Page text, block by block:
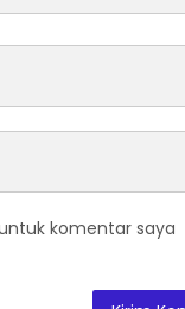
komentar saya